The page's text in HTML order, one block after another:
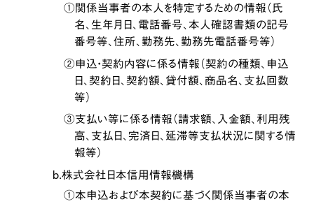
①関係当事者の本人を特定するための情報（氏
名、生年月日、電話番号、本人確認書類の記号
番号等、住所、勤務先、勤務先電話番号等）
②申込・契約内容に係る情報（契約の種類、申込
日、契約日、契約額、貸付額、商品名、支払回数
等）
③支払い等に係る情報（請求額、入金額、利用残
高、支払日、完済日、延滞等支払状況に関する情
報等）
b.株式会社日本信用情報機構
①本申込および本契約に基づく関係当事者の本